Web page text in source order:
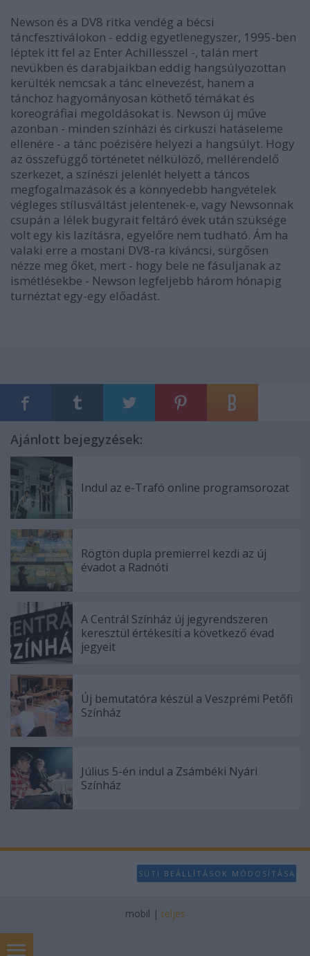
Newson és a DV8 ritka vendég a bécsi
táncfesztiválokon - eddig egyetlenegyszer, 1995-ben
léptek itt fel az Enter Achillesszel -, talán mert
nevükben és darabjaikban eddig hangsúlyozottan
kerülték nemcsak a tánc elnevezést, hanem a
tánchoz hagyományosan köthető témákat és
koreográfiai megoldásokat is. Newson új műve
azonban - minden színházi és cirkuszi hatáseleme
ellenére - a tánc poézisére helyezi a hangsúlyt. Hogy
az összefüggő történetet nélkülöző, mellérendelő
szerkezet, a színészi jelenlét helyett a táncos
megfogalmazások és a könnyedebb hangvételek
végleges stílusváltást jelentenek-e, vagy Newsonnak
csupán a lélek bugyrait feltáró évek után szüksége
volt egy kis lazításra, egyelőre nem tudható. Ám ha
valaki erre a mostani DV8-ra kíváncsi, sürgősen
nézze meg őket, mert - hogy bele ne fásuljanak az
ismétlésekbe - Newson legfeljebb három hónapig
turnéztat egy-egy előadást.
Ajánlott bejegyzések:
Indul az e-Trafó online programsorozat
Rögtön dupla premierrel kezdi az új
évadot a Radnóti
A Centrál Színház új jegyrendszeren
keresztül értékesíti a következő évad
jegyeit
Új bemutatóra készül a Veszprémi Petőfi
Színház
Július 5-én indul a Zsámbéki Nyári
Színház
SÜTI BEÁLLÍTÁSOK MÓDOSÍTÁSA
mobil | teljes